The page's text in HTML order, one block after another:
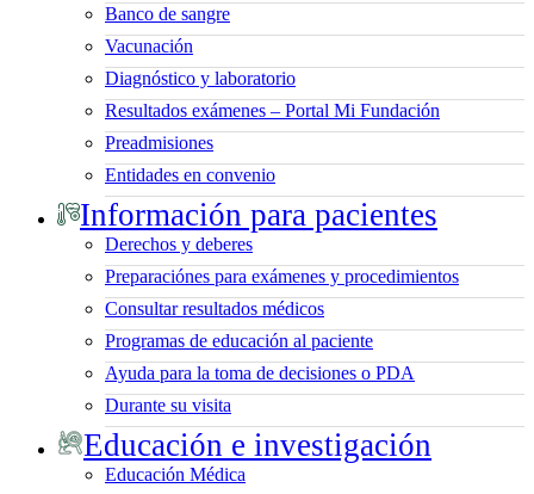
Banco de sangre
Vacunación
Diagnóstico y laboratorio
Resultados exámenes – Portal Mi Fundación
Preadmisiones
Entidades en convenio
Información para pacientes
Derechos y deberes
Preparaciónes para exámenes y procedimientos
Consultar resultados médicos
Programas de educación al paciente
Ayuda para la toma de decisiones o PDA
Durante su visita
Educación e investigación
Educación Médica